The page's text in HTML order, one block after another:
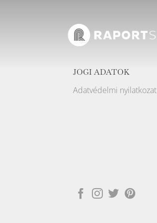
JOGI ADATOK
Adatvédelmi nyilatkozat